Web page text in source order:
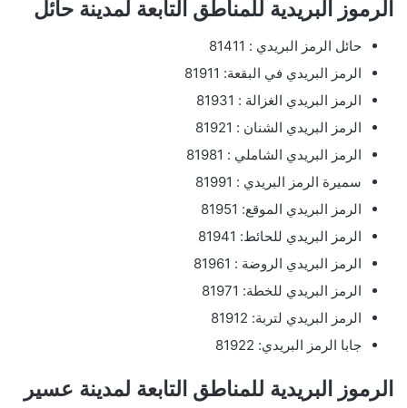
الرموز البريدية للمناطق التابعة لمدينة حائل
حائل الرمز البريدي : 81411
الرمز البريدي في البقعة: 81911
الرمز البريدي الغزالة : 81931
الرمز البريدي الشنان : 81921
الرمز البريدي الشاملي : 81981
سميرة الرمز البريدي : 81991
الرمز البريدي الموقع: 81951
الرمز البريدي للحائط: 81941
الرمز البريدي الروضة : 81961
الرمز البريدي للخطة: 81971
الرمز البريدي لتربة: 81912
جابا الرمز البريدي: 81922
الرموز البريدية للمناطق التابعة لمدينة عسير